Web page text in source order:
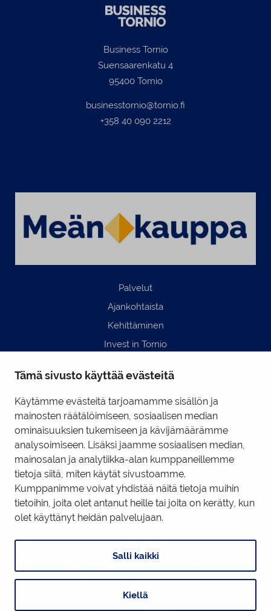
Tämä sivusto käyttää evästeitä
Käytämme evästeitä tarjoamamme sisällön ja
mainosten räätälöimiseen, sosiaalisen median
ominaisuuksien tukemiseen ja kävijämäärämme
analysoimiseen. Lisäksi jaamme sosiaalisen median,
mainosalan ja analytiikka-alan kumppaneillemme
tietoja siitä, miten käytät sivustoamme.
Kumppanimme voivat yhdistää näitä tietoja muihin
tietoihin, joita olet antanut heille tai joita on kerätty, kun
olet käyttänyt heidän palvelujaan.
Salli kaikki
Kiellä
Business Tornio
Suensaarenkatu 4
95400 Tornio
businesstornio@tornio.fi
+358 40 090 2212
Palvelut
Ajankohtaista
Kehittäminen
Invest in Tornio
Yhteystiedot
Hyödyllisiä linkkejä
Business Tornio Facebook
Business Tornio LinkedIn
Tietosuojaseloste | Evästeiden hallinta